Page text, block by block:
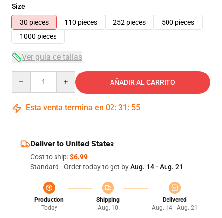
Size
30 pieces
110 pieces 252 pieces
500 pieces
1000 pieces
Ver guía de tallas
AÑADIR AL CARRITO
Esta venta termina en 02: 31 : 54
Deliver to United States
Cost to ship:$6.99
Standard - Order today to get byAug. 14 - Aug. 21
Production
Today
Shipping
Aug. 10
Delivered
Aug. 14 - Aug. 21